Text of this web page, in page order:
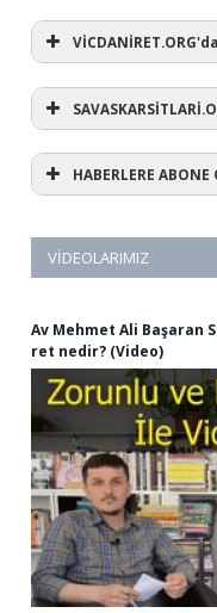
HABERLERE ABONE
VIDEOLARIMIZ
Av Mehmet Ali Başaran
ret nedir? (Video)